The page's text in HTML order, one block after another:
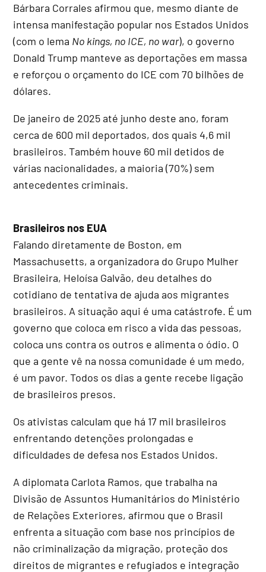
Bárbara Corrales afirmou que, mesmo diante de
intensa manifestação popular nos Estados Unidos
(com o lema No kings, no ICE, no war), o governo
Donald Trump manteve as deportações em massa
e reforçou o orçamento do ICE com 70 bilhões de
dólares.
De janeiro de 2025 até junho deste ano, foram
cerca de 600 mil deportados, dos quais 4,6 mil
brasileiros. Também houve 60 mil detidos de
várias nacionalidades, a maioria (70%) sem
antecedentes criminais.
Brasileiros nos EUA
Falando diretamente de Boston, em
Massachusetts, a organizadora do Grupo Mulher
Brasileira, Heloísa Galvão, deu detalhes do
cotidiano de tentativa de ajuda aos migrantes
brasileiros. A situação aqui é uma catástrofe. É um
governo que coloca em risco a vida das pessoas,
coloca uns contra os outros e alimenta o ódio. O
que a gente vê na nossa comunidade é um medo,
é um pavor. Todos os dias a gente recebe ligação
de brasileiros presos.
Os ativistas calculam que há 17 mil brasileiros
enfrentando detenções prolongadas e
dificuldades de defesa nos Estados Unidos.
A diplomata Carlota Ramos, que trabalha na
Divisão de Assuntos Humanitários do Ministério
de Relações Exteriores, afirmou que o Brasil
enfrenta a situação com base nos princípios de
não criminalização da migração, proteção dos
direitos de migrantes e refugiados e integração